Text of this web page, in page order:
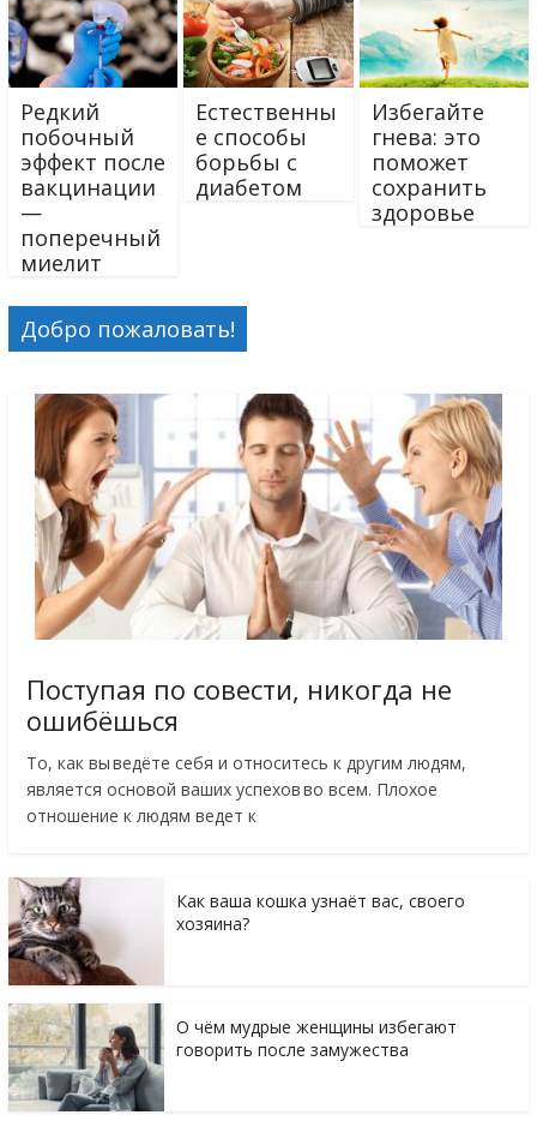
Редкий
побочный
эффект после
вакцинации
—
поперечный
миелит
Естественны
е способы
борьбы с
диабетом
Избегайте
гнева: это
поможет
сохранить
здоровье
Добро пожаловать!
Поступая по совести, никогда не
ошибёшься
То, как вы ведёте себя и относитесь к другим людям,
является основой ваших успехов во всем. Плохое
отношение к людям ведет к
Как ваша кошка узнаёт вас, своего
хозяина?
О чём мудрые женщины избегают
говорить после замужества